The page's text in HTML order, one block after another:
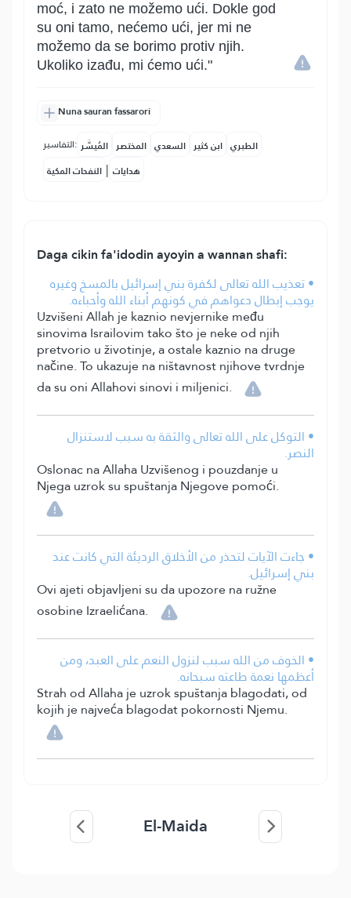
moć, i zato ne možemo ući. Dokle god
su oni tamo, nećemo ući, jer mi ne
možemo da se borimo protiv njih.
Ukoliko izađu, mi ćemo ući."
Nuna sauran fassarori
التفاسير: المُيسَّر المختصر السعدي ابن كثير الطبري
النفحات المكية | هدايات
Daga cikin fa'idodin ayoyin a wannan shafi:
• تعذيب الله تعالى لكفرة بني إسرائيل بالمسخ وغيره
يوجب إبطال دعواهم في كونهم أبناء الله وأحباءه.
Uzvišeni Allah je kaznio nevjernike među
sinovima Israilovim tako što je neke od njih
pretvorio u životinje, a ostale kaznio na druge
načine. To ukazuje na ništavnost njihove tvrdnje
da su oni Allahovi sinovi i miljenici.
• التوكل على الله تعالى والثقة به سبب لاستنزال
النصر.
Oslonac na Allaha Uzvišenog i pouzdanje u
Njega uzrok su spuštanja Njegove pomoći.
• جاءت الآيات لتحذر من الأخلاق الرديئة التي كانت عند
بني إسرائيل.
Ovi ajeti objavljeni su da upozore na ružne
osobine Izraelićana.
• الخوف من الله سبب لنزول النعم على العبد، ومن
أعظمها نعمة طاعته سبحانه.
Strah od Allaha je uzrok spuštanja blagodati, od
kojih je najveća blagodat pokornosti Njemu.
El-Maida